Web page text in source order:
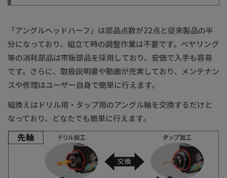
「アングルヘッドハーフ」は部品点数が22点と従来製品の半
分になっており、組立て時の調整作業は不要です。ベヤリング
等の消耗部品は市販部品を採用しており、安価で入手も容易
です。さらに、取扱説明書や動画が充実しており、メンテナン
スや修理はユーザー自身で簡単に行えます。
組換えはドリル用・タップ用のアングル軸を交換するだけと
なっており、どなたでも簡単に行えます。